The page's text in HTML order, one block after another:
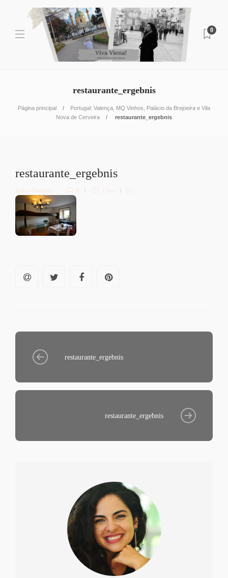
0
restaurante_ergebnis
Página principal
Portugal: Valença, MQ Vinhos, Palácio da Brejoeira e Vila
Nova de Cerveira
restaurante_ergebnis
restaurante_ergebnis
Letícia Diethelm 0 1 min
restaurante_ergebnis
restaurante_ergebnis